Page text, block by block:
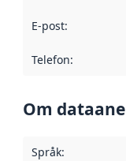
E-post:
Telefon:
Om dataane
Språk: